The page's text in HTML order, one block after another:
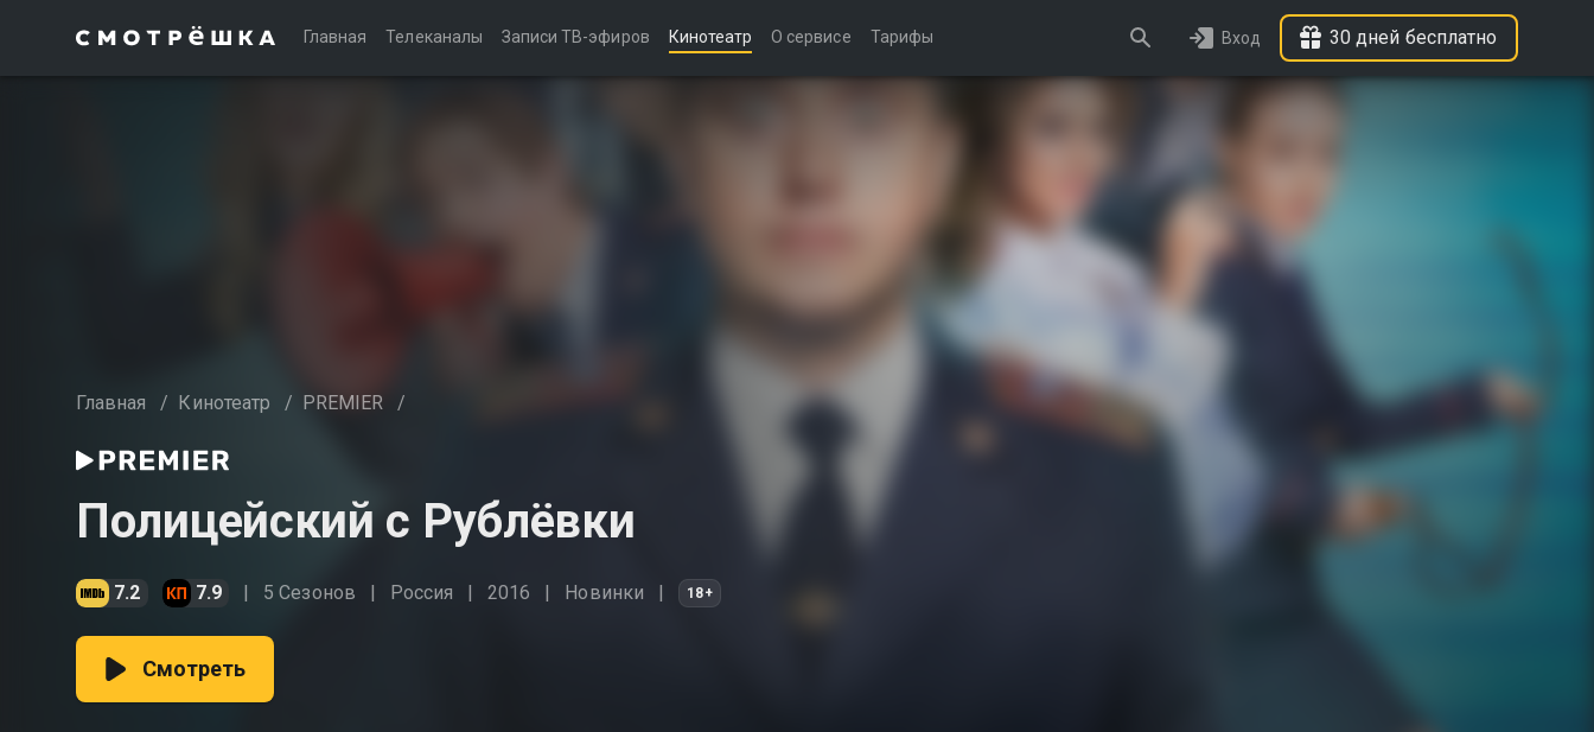
Главная Телеканалы Записи ТВ-эфиров Кинотеатр О сервисе Тарифы Вход 30 дней бесплатно
Главная / Кинотеатр / PREMIER /
Полицейский с Рублёвки
7.2 7.9 5 Сезонов Россия 2016 Новинки 18+
Смотреть